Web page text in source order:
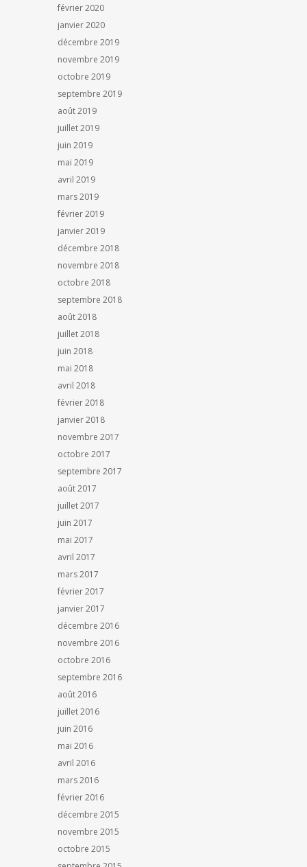
février 2020
janvier 2020
décembre 2019
novembre 2019
octobre 2019
septembre 2019
août 2019
juillet 2019
juin 2019
mai 2019
avril 2019
mars 2019
février 2019
janvier 2019
décembre 2018
novembre 2018
octobre 2018
septembre 2018
août 2018
juillet 2018
juin 2018
mai 2018
avril 2018
février 2018
janvier 2018
novembre 2017
octobre 2017
septembre 2017
août 2017
juillet 2017
juin 2017
mai 2017
avril 2017
mars 2017
février 2017
janvier 2017
décembre 2016
novembre 2016
octobre 2016
septembre 2016
août 2016
juillet 2016
juin 2016
mai 2016
avril 2016
mars 2016
février 2016
décembre 2015
novembre 2015
octobre 2015